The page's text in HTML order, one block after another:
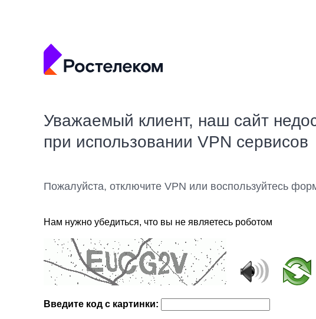
Уважаемый клиент, наш сайт
при использовании VPN сервисов
Пожалуйста, отключите VPN или воспользуйтесь
Нам нужно убедиться, что вы не являетесь роботом
Введите код с картинки: